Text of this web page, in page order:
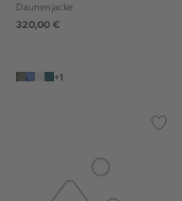
Daunenjacke
320,00 €
+1